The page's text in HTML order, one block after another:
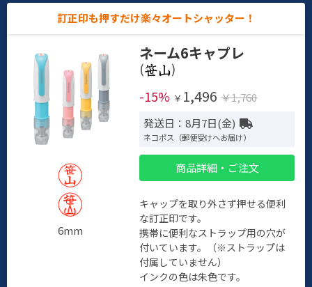
訂正印も押すだけ楽々オートシャッター！
6mm
ネーム6キャプレ
(
)
-15% ￥ 1,496 ￥1,760
発送日：8月7日(金)
ネコポス（郵便受けへお届け）
商品詳細・ご注文
キャップを取り外さず押せる便利
な訂正印です。
携帯に便利なストラップ用の穴が
付いています。（※ストラップは
付属していません）
インクの色は朱色です。